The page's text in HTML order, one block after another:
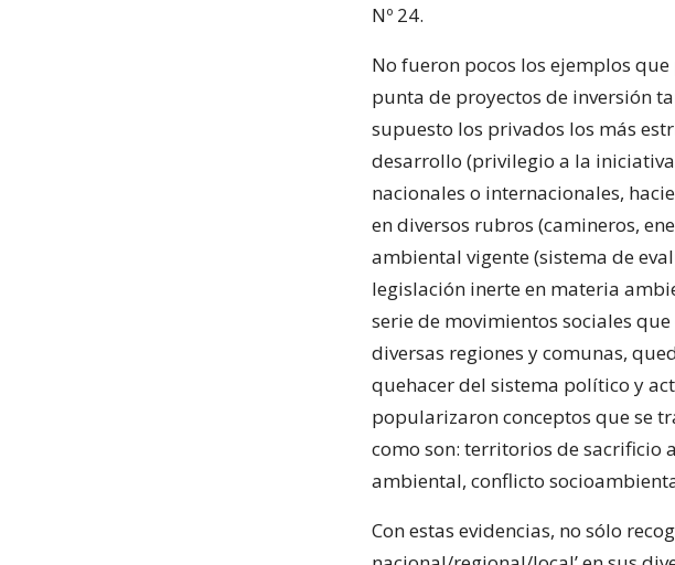
Nº 24.
No fueron pocos los ejemplos
punta de proyectos de inversión
supuesto los privados los más
desarrollo (privilegio a la
nacionales o internacionales,
en diversos rubros (camineros,
ambiental vigente (sistema de
legislación inerte en materia
serie de movimientos sociales
diversas regiones y comunas,
quehacer del sistema político y
popularizaron conceptos que se
como son: territorios de
ambiental, conflicto
Con estas evidencias, no sólo